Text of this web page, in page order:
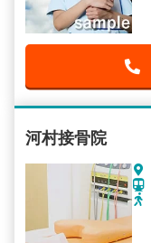
河村接骨院